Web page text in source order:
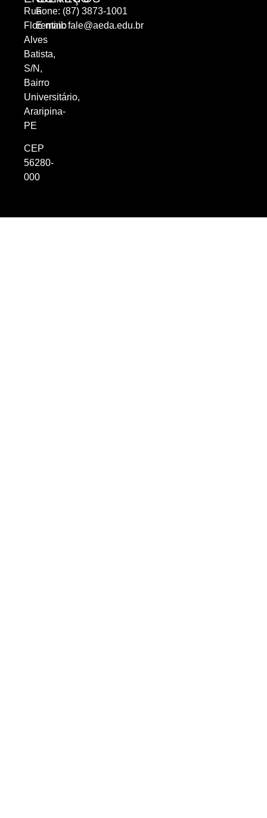
Rua
Florentino
Alves
Batista,
S/N,
Bairro
Universitário,
Araripina-
PE
CEP
56280-
000
Fone: (87) 3873-1001
E-mail:fale@aeda.edu.br